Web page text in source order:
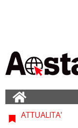
ATTUALITA'